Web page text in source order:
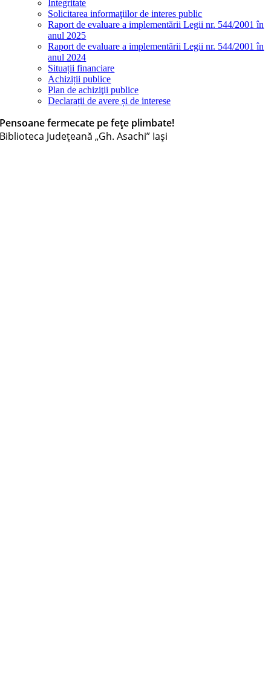
Integritate
Solicitarea informaţiilor de interes public
Raport de evaluare a implementării Legii nr. 544/2001 în
anul 2025
Raport de evaluare a implementării Legii nr. 544/2001 în
anul 2024
Situații financiare
Achiziții publice
Plan de achiziţii publice
Declarații de avere și de interese
Pensoane fermecate pe fețe plimbate!
Biblioteca Judeţeană „Gh. Asachi” Iaşi